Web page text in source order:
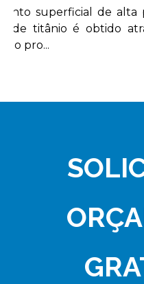
superficial de alta
titânio é obtido
pro...